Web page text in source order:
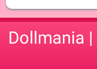
Dollmania |